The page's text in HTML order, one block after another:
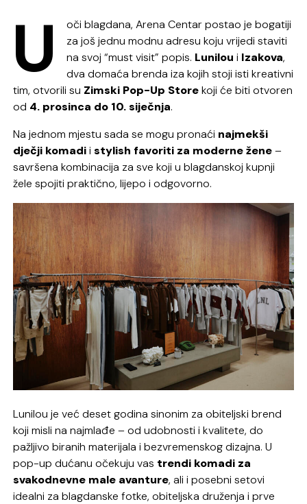
U
oči blagdana, Arena Centar postao je bogatiji
za još jednu modnu adresu koju vrijedi staviti
na svoj “must visit” popis. Lunilou i Izakova,
dva domaća brenda iza kojih stoji isti kreativni
tim, otvorili su Zimski Pop-Up Storekoji će biti otvoren
od 4. prosinca do 10. siječnja.
Na jednom mjestu sada se mogu pronaći najmekši
dječji komadiistylish favoriti za moderne žene–
savršena kombinacija za sve koji u blagdanskoj kupnji
žele spojiti praktično, lijepo i odgovorno.
Lunilou je već deset godina sinonim za obiteljski brend
koji misli na najmlađe – od udobnosti i kvalitete, do
pažljivo biranih materijala i bezvremenskog dizajna. U
pop-up dućanu očekuju vas trendi komadi za
svakodnevne male avanture, ali i posebni setovi
idealni za blagdanske fotke, obiteljska druženja i prve